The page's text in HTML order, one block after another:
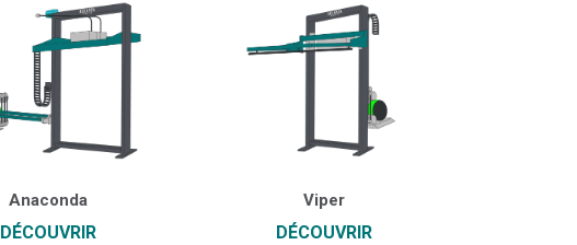
Anaconda
DÉCOUVRIR
Viper
DÉCOUVRIR